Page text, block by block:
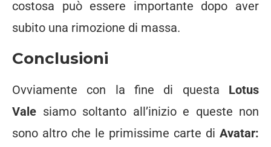
costosa può essere importante dopo aver
subito una rimozione di massa.
Conclusioni
Ovviamente con la fine di questa Lotus
Vale siamo soltanto all’inizio e queste non
sono altro che le primissime carte di Avatar: